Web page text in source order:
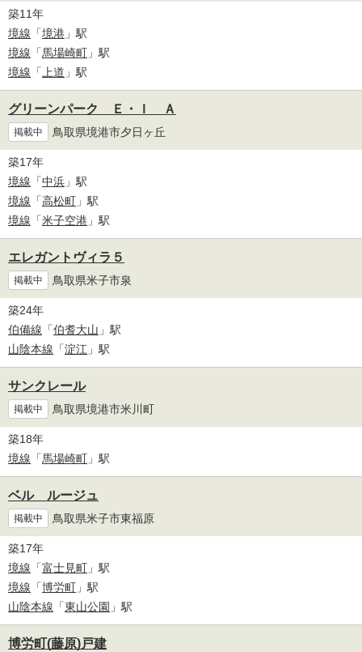
築11年
境線 「境港 」駅
境線 「馬場崎町 」駅
境線 「上道 」駅
グリーンパーク Ｅ・Ｉ Ａ
掲載中 鳥取県境港市夕日ヶ丘
築17年
境線 「中浜 」駅
境線 「高松町 」駅
境線 「米子空港 」駅
エレガントヴィラ５
掲載中 鳥取県米子市泉
築24年
伯備線 「伯耆大山 」駅
山陰本線 「淀江 」駅
サンクレール
掲載中 鳥取県境港市米川町
築18年
境線 「馬場崎町 」駅
ベル ルージュ
掲載中 鳥取県米子市東福原
築17年
境線 「富士見町 」駅
境線 「博労町 」駅
山陰本線 「東山公園 」駅
博労町(藤原)戸建